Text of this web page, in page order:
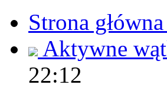
Strona
Aktywne
22:12